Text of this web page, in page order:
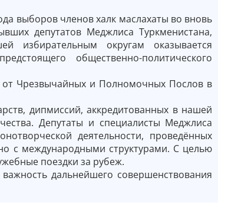
выборов членов халк маслахаты во вновь
депутатов Меджлиса Туркменистана,
избирательным округам оказывается
общественно-политического
Чрезвычайных и Полномочных Послов в
дипмиссий, аккредитованных в нашей
Депутаты и специалисты Меджлиса
деятельности, проведённых
с международными структурами. С целью
поездки за рубеж.
дальнейшего совершенствования